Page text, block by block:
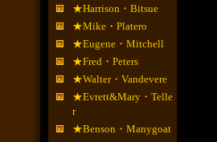
★Harrison・Bitsue
★Mike・Platero
★Eugene・Mitchell
★Fred・Peters
★Walter・Vandevere
★Evrett&Mary・Telle
r
★Benson・Manygoat